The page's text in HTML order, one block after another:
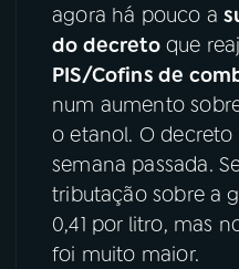
FESTIVAL DE MÚSICA
ACOMPANHE A RÁDIO
Instagram
agora há pouco a
do decretoque
PIS/Cofins de
num aumento
o etanol. O
semana passada.
tributação sobre a
0,41 por litro, mas
foi muito maior.